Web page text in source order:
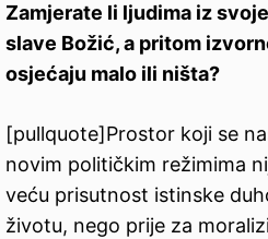
Zamjerate li ljudima iz
slave Božić, a pritom
osjećaju malo ili ništa?
[pullquote]Prostor koji se
novim političkim režimima
veću prisutnost istinske
životu, nego prije za